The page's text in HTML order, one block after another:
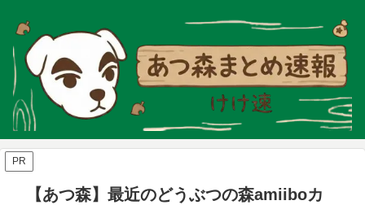
PR
【あつ森】最近のどうぶつの森amiiboカ